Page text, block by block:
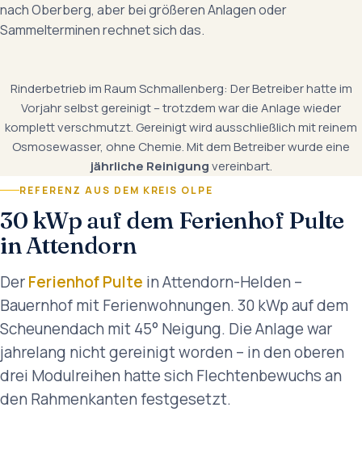
nach Oberberg, aber bei größeren Anlagen oder
Sammelterminen rechnet sich das.
VORHER NACHHER
Rinderbetrieb im Raum Schmallenberg: Der Betreiber hatte im
Vorjahr selbst gereinigt – trotzdem war die Anlage wieder
komplett verschmutzt. Gereinigt wird ausschließlich mit reinem
Osmosewasser, ohne Chemie. Mit dem Betreiber wurde eine
jährliche Reinigungvereinbart.
REFERENZ AUS DEM KREIS OLPE
30 kWp auf dem Ferienhof Pulte
in Attendorn
DerFerienhof Pulte in Attendorn-Helden –
Bauernhof mit Ferienwohnungen. 30 kWp auf dem
Scheunendach mit 45° Neigung. Die Anlage war
jahrelang nicht gereinigt worden – in den oberen
drei Modulreihen hatte sich Flechtenbewuchs an
den Rahmenkanten festgesetzt.